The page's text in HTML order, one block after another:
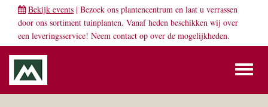
Bekijk events | Bezoek ons plantencentrum en laat u verrassen
door ons sortiment tuinplanten. Vanaf heden beschikken wij over
een leveringsservice! Neem contact op over de mogelijkheden.